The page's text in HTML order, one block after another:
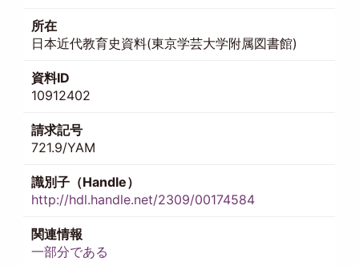
所在
日本近代教育史資料(東京学芸大学附属図書館)
資料ID
10912402
請求記号
721.9/YAM
識別子（Handle）
http://hdl.handle.net/2309/00174584
関連情報
一部分である